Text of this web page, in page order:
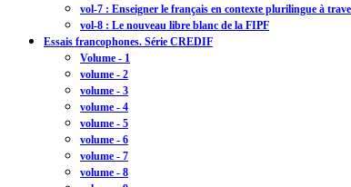
vol-7 : Enseigner le français en contexte plurilingue à
vol-8 : Le nouveau libre blanc de la FIPF
Essais francophones. Série CREDIF
Volume - 1
volume - 2
volume - 3
volume - 4
volume - 5
volume - 6
volume - 7
volume - 8